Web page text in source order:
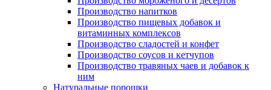
Производство напитков
Производство пищевых добавок и
витаминных комплексов
Производство сладостей и конфет
Производство соусов и кетчупов
Производство травяных чаев и добавок к
ним
Натуральные порошки